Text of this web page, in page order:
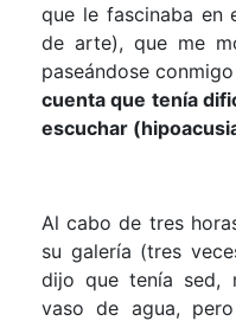
que le fascinaba en
de arte), que me
paseándose
cuenta que tenía
escuchar
Al cabo de tres
su galería (tres
dijo que tenía sed,
vaso de agua,